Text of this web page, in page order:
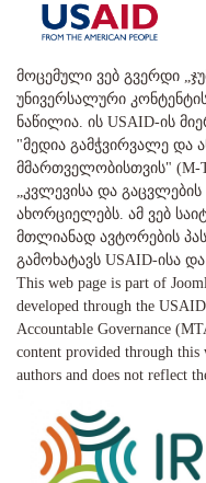
მოცემული ვებ გვერდი
უნივერსალური კონტენტის
ნაწილია. ის USAID-ის
"მედია გამჭვირვალე და
მმართველობისთვის" (M-
„კვლევისა და
ახორციელებს. ამ ვებ
მთლიანად ავტორების
გამოხატავს USAID-ისა
This web page is part of
developed through the
Accountable Governance
content provided through
authors and does not reflect